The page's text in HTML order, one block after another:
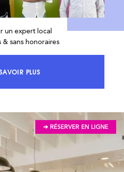
un expert local
sans honoraires
PLUS
ACCÉDEZ À 100% DU MARCHÉ ET
➔ RÉSERVER EN LIGNE